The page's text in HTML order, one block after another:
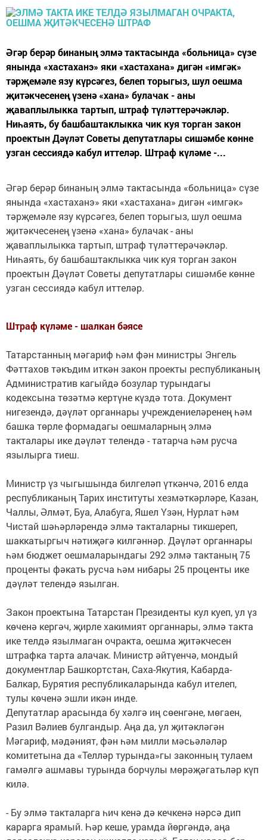
Әгәр берәр бинаның элмә тактасында «больница» сүзе
янында «хастаханэ» яки «хастахана» дигән «имгәк»
тәрҗемәле язу күрсәгез, белеп торыгыз, шул оешма
җитәкчесенең үзенә «хана» булачак - аны
җаваплылыкка тартып, штраф түләттерәчәкләр.
Ниһаять, бу башбаштак­лыкка чик куя торган закон
проектын Дәүләт Советы депутатлары сишәмбе көнне
узган сессия­дә кабул иттеләр. Штраф күләме -...
Әгәр берәр бинаның элмә тактасында «больница» сүзе
янында «хастаханэ» яки «хастахана» дигән «имгәк»
тәрҗемәле язу күрсәгез, белеп торыгыз, шул оешма
җитәкчесенең үзенә «хана» булачак - аны
җаваплылыкка тартып, штраф түләттерәчәкләр.
Ниһаять, бу башбаштак­лыкка чик куя торган закон
проектын Дәүләт Советы депутатлары сишәмбе көнне
узган сессия­дә кабул иттеләр.
Штраф күләме - шалкан бәясе
Татарстанның мәгариф һәм фән министры Энгель
Фәттахов тәкъдим иткән закон проекты республиканың
Административ кагыйдә бозулар турындагы
кодексына төзәтмә кертүне күздә тота. Документ
нигезендә, дәүләт органнары учреждениеләренең һәм
башка төрле формадагы оешмаларның элмә
такталары ике дәүләт телендә - татарча һәм русча
язылырга тиеш.
Министр үз чыгышында билгеләп үткәнчә, 2016 елда
республиканың Тарих институты хезмәткәрләре, Казан,
Чаллы, Әлмәт, Буа, Алабуга, Яшел Үзән, Нурлат һәм
Чистай шәһәрләрендә элмә такталарны тикшереп,
шаккатыргыч нәтиҗәгә килгәннәр. Дәүләт органнары
һәм бюджет оешмаларындагы 292 элмә тактаның 75
проценты фәкать русча һәм нибары 25 проценты ике
дәүләт телендә язылган.
Закон проектына Татарстан Президенты кул куеп, ул үз
көченә кергәч, җирле хакимият органнары, элмә такта
ике телдә язылмаган очракта, оешма җитәкчесен
штрафка тарта алачак. Министр әйтүенчә, мондый
документлар Башкортстан, Саха-Якутия, Кабарда-
Балкар, Бурятия республикаларында кабул ителеп,
тулы көченә эшли икән инде.
Депутатлар арасында бу хәлгә иң сөенгәне, мөгаен,
Разил Вәлиев булгандыр. Аңа да, ул җитәкләгән
Мәгариф, мәдәният, фән һәм милли мәсьәләләр
комитетына да «Телләр турында»гы законның тулаем
гамәлгә ашмавы турында борчулы мөрәҗәгатьләр күп
килә.
- Бу элмә такталарга һич кенә дә кечкенә нәрсә дип
карарга ярамый. Һәр кеше, урамда йөргәндә, аңа